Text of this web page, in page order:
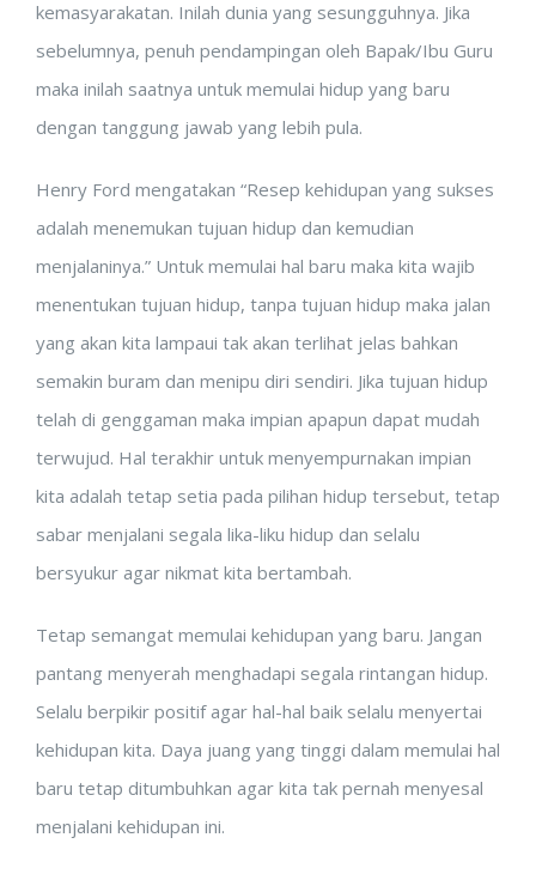
kemasyarakatan. Inilah dunia yang sesungguhnya. Jika
sebelumnya, penuh pendampingan oleh Bapak/Ibu Guru
maka inilah saatnya untuk memulai hidup yang baru
dengan tanggung jawab yang lebih pula.
Henry Ford mengatakan “Resep kehidupan yang sukses
adalah menemukan tujuan hidup dan kemudian
menjalaninya.” Untuk memulai hal baru maka kita wajib
menentukan tujuan hidup, tanpa tujuan hidup maka jalan
yang akan kita lampaui tak akan terlihat jelas bahkan
semakin buram dan menipu diri sendiri. Jika tujuan hidup
telah di genggaman maka impian apapun dapat mudah
terwujud. Hal terakhir untuk menyempurnakan impian
kita adalah tetap setia pada pilihan hidup tersebut, tetap
sabar menjalani segala lika-liku hidup dan selalu
bersyukur agar nikmat kita bertambah.
Tetap semangat memulai kehidupan yang baru. Jangan
pantang menyerah menghadapi segala rintangan hidup.
Selalu berpikir positif agar hal-hal baik selalu menyertai
kehidupan kita. Daya juang yang tinggi dalam memulai hal
baru tetap ditumbuhkan agar kita tak pernah menyesal
menjalani kehidupan ini.